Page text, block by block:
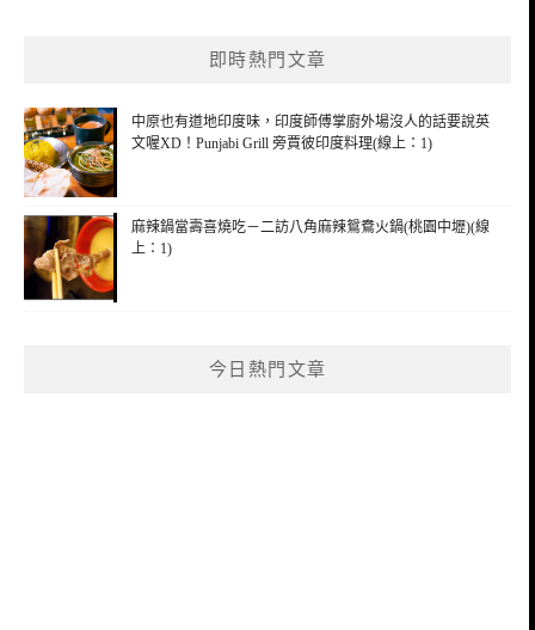
即時熱門文章
中原也有道地印度味，印度師傅掌廚外場沒人的話要說英
文喔XD！Punjabi Grill 旁賈彼印度料理(線上：1)
麻辣鍋當壽喜燒吃－二訪八角麻辣鴛鴦火鍋(桃園中壢)(線
上：1)
今日熱門文章